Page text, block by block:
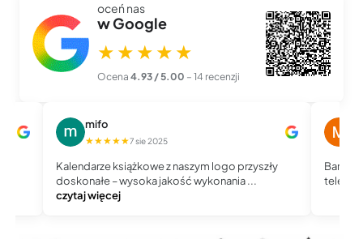
oceń nas
w Google
★★★★★
Ocena 4.93 / 5.00 – 14 recenzji
mifo
★★★★★7 sie 2025
Kalendarze książkowe z naszym logo przyszły
doskonałe – wysoka jakość wykonania ...
czytaj więcej
Bardzo